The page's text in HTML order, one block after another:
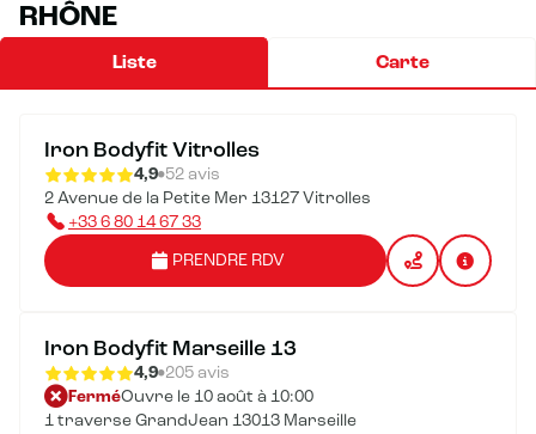
RHÔNE
Liste Carte
Iron Bodyfit Vitrolles
4,9 52 avis
2 Avenue de la Petite Mer 13127 Vitrolles
+33 6 80 14 67 33
PRENDRE RDV
Iron Bodyfit Marseille 13
4,9 205 avis
FerméOuvre le 10 août à 10:00
1 traverse GrandJean 13013 Marseille